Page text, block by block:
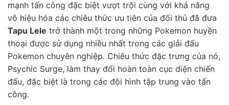
mạnh tấn công đặc biệt vượt trội cùng với khả năng
vô hiệu hóa các chiêu thức ưu tiên của đối thủ đã đưa
Tapu Lele trở thành một trong những Pokemon huyền
thoại được sử dụng nhiều nhất trong các giải đấu
Pokemon chuyên nghiệp. Chiêu thức đặc trưng của nó,
Psychic Surge, làm thay đổi hoàn toàn cục diện chiến
đấu, đặc biệt là trong các đội hình tập trung vào tấn
công.